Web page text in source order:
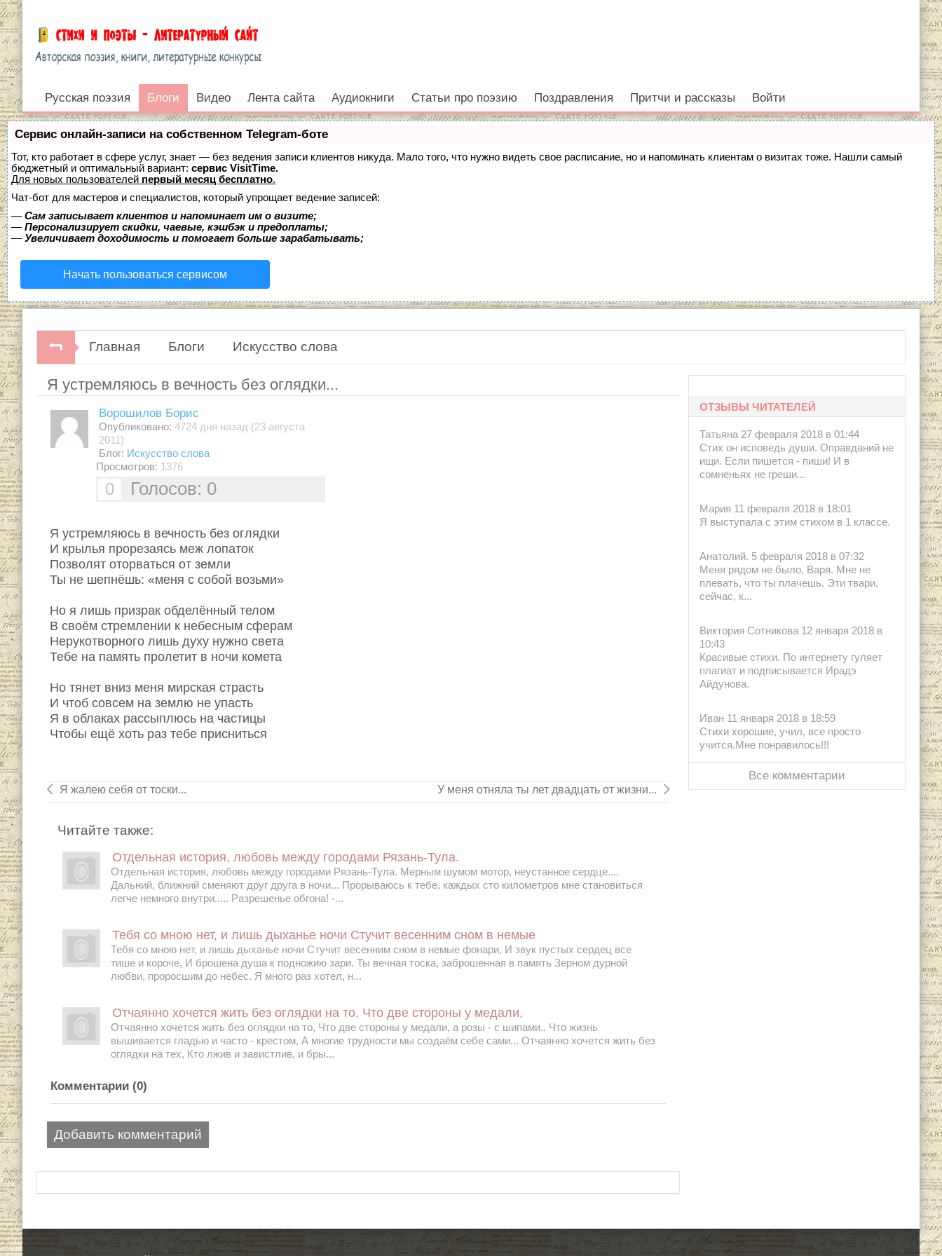
Блоги
Войти
Русская поэзия Блоги Видео Лента сайта Аудиокниги Статьи про поэзию Поздравления Притчи и рассказы Войти
Сервис онлайн-записи на собственном Telegram-боте
Тот, кто работает в сфере услуг, знает — без ведения записи клиентов никуда. Мало того, что нужно видеть свое расписание, но и напоминать клиентам о визитах тоже. Нашли самый
бюджетный и оптимальный вариант: сервис VisitTime.
Для новых пользователей первый месяц бесплатно.
Чат-бот для мастеров и специалистов, который упрощает ведение записей:
— Сам записывает клиентов и напоминает им о визите;
— Персонализирует скидки, чаевые, кэшбэк и предоплаты;
— Увеличивает доходимость и помогает больше зарабатывать;
Начать пользоваться сервисом
Главная Блоги Искусство слова
Я устремляюсь в вечность без оглядки...
Ворошилов Борис
Опубликовано: 4724 дня назад (23 августа
2011)
Блог: Искусство слова
Просмотров: 1376
0 Голосов: 0
Я устремляюсь в вечность без оглядки
И крылья прорезаясь меж лопаток
Позволят оторваться от земли
Ты не шепнёшь: «меня с собой возьми»
Но я лишь призрак обделённый телом
В своём стремлении к небесным сферам
Нерукотворного лишь духу нужно света
Тебе на память пролетит в ночи комета
Но тянет вниз меня мирская страсть
И чтоб совсем на землю не упасть
Я в облаках рассыплюсь на частицы
Чтобы ещё хоть раз тебе присниться
Я жалею себя от тоски... У меня отняла ты лет двадцать от жизни...
Читайте также:
Отдельная история, любовь между городами Рязань-Тула.
Отдельная история, любовь между городами Рязань-Тула. Мерным шумом мотор, неустанное сердце....
Дальний, ближний сменяют друг друга в ночи... Прорываюсь к тебе, каждых сто километров мне становиться
легче немного внутри..... Разрешенье обгона! -...
Тебя со мною нет, и лишь дыханье ночи Стучит весенним сном в немые
Тебя со мною нет, и лишь дыханье ночи Стучит весенним сном в немые фонари, И звук пустых сердец все
тише и короче, И брошена душа к подножию зари. Ты вечная тоска, заброшенная в память Зерном дурной
любви, проросшим до небес. Я много раз хотел, н...
Отчаянно хочется жить без оглядки на то, Что две стороны у медали,
Отчаянно хочется жить без оглядки на то, Что две стороны у медали, а розы - с шипами.. Что жизнь
вышивается гладью и часто - крестом, А многие трудности мы создаём себе сами... Отчаянно хочется жить без
оглядки на тех, Кто лжив и завистлив, и бры...
Комментарии (0)
Добавить комментарий
ОТЗЫВЫ ЧИТАТЕЛЕЙ
Татьяна 27 февраля 2018 в 01:44
Стих он исповедь души. Оправданий не
ищи. Если пишется - пиши! И в
сомненьях не греши...
Мария 11 февраля 2018 в 18:01
Я выступала с этим стихом в 1 классе.
Анатолий. 5 февраля 2018 в 07:32
Меня рядом не было, Варя. Мне не
плевать, что ты плачешь. Эти твари,
сейчас, к...
Виктория Сотникова 12 января 2018 в
10:43
Красивые стихи. По интернету гуляет
плагиат и подписывается Ирадэ
Айдунова.
Иван 11 января 2018 в 18:59
Стихи хорошие, учил, все просто
учится.Мне понравилось!!!
Все комментарии